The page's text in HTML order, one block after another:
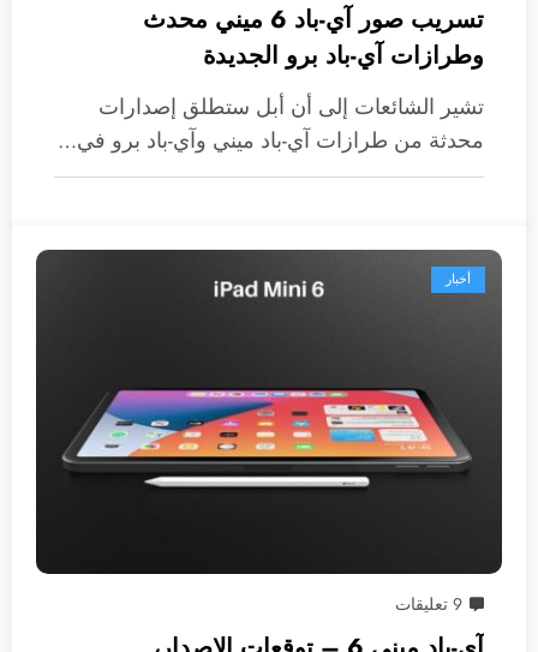
تسريب صور آي-باد 6 ميني محدث
وطرازات آي-باد برو الجديدة
تشير الشائعات إلى أن أبل ستطلق إصدارات
محدثة من طرازات آي-باد ميني وآي-باد برو في…
أخبار
9 تعليقات